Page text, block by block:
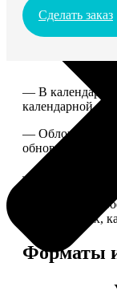
Сделать заказ
— В календаре
календарной
— Обложка для
обновляем
— В кружочек
одной из
выбирают на
комментариях,
Форматы